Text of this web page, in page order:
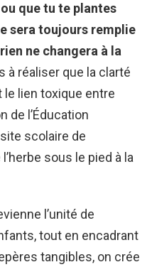
que tu te plantes
sera toujours remplie
ne changera à la
à réaliser que la clarté
lien toxique entre
de l’Éducation
scolaire de
sous le pied à la
l’unité de
tout en encadrant
tangibles, on crée